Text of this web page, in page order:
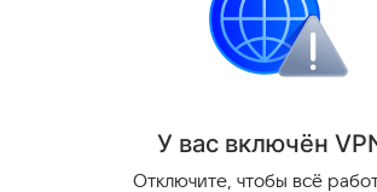
У вас включён VP
Отключите, чтобы всё